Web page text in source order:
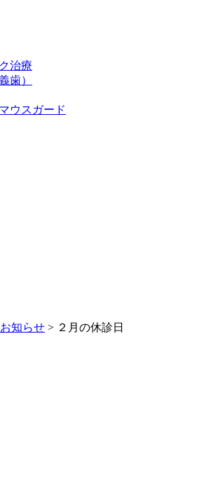
治療
歯）
ウスガード
お知らせ > ２月の休診日